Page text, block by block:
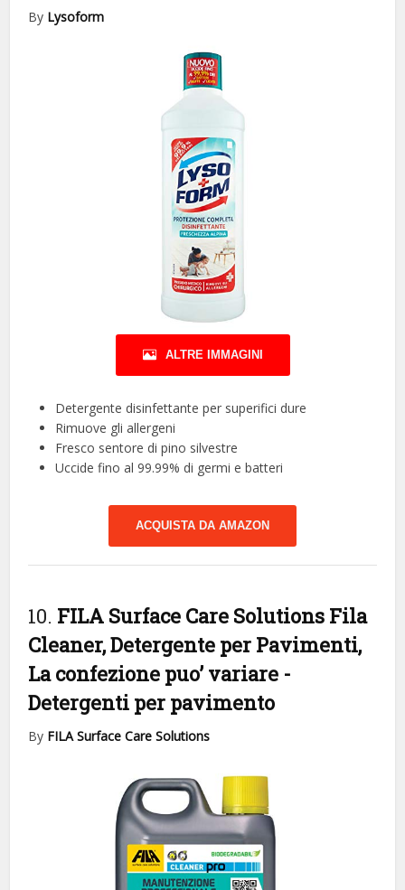
By Lysoform
ALTRE IMMAGINI
Detergente disinfettante per superifici dure
Rimuove gli allergeni
Fresco sentore di pino silvestre
Uccide fino al 99.99% di germi e batteri
ACQUISTA DA AMAZON
10. FILA Surface Care Solutions Fila
Cleaner, Detergente per Pavimenti,
La confezione puo’ variare -
Detergenti per pavimento
By FILA Surface Care Solutions